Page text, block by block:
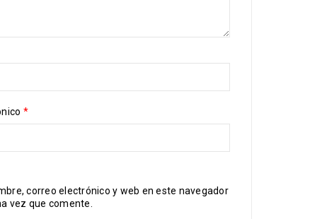
*
correo electrónico y web en este navegador
vez que comente.